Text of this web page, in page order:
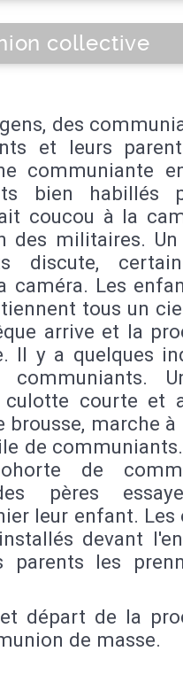
collective
des
et leurs
communiante
bien habillés
coucou à la
des militaires. Un
discute,
caméra. Les
tous un
arrive et la
Il y a quelques
communiants.
culotte courte et
brousse, marche
de
de
pères
leur enfant. Les
devant
parents les
départ de la
de masse.